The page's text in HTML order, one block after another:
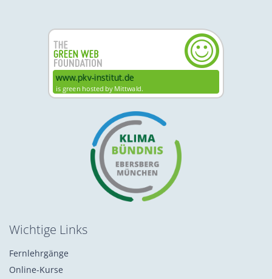
Wichtige Links
Fernlehrgänge
Online-Kurse